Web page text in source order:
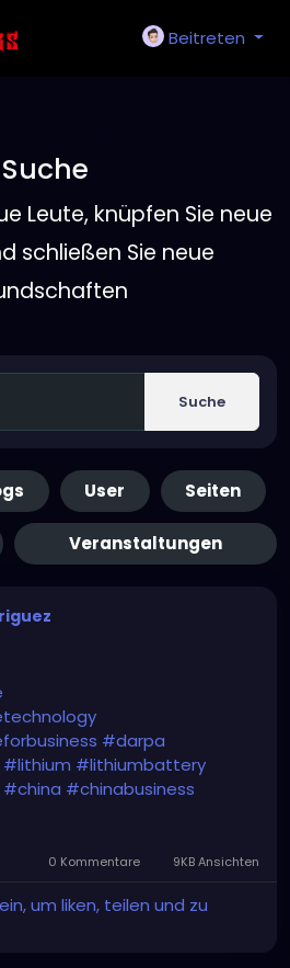
Beitreten
Suche
Leute, knüpfen Sie neue
schließen Sie neue
Suche
User Seiten
Veranstaltungen
#darpa
#lithium #lithiumbattery
#china #chinabusiness
news/technology/articles
plans-ai-based-program-
0 Kommentare 9KB Ansichten
um liken, teilen und zu